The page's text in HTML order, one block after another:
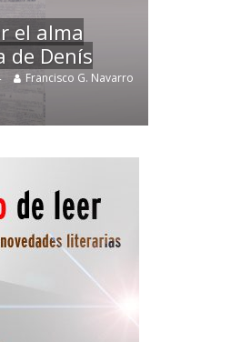
de lector
Francisco G. Navarro